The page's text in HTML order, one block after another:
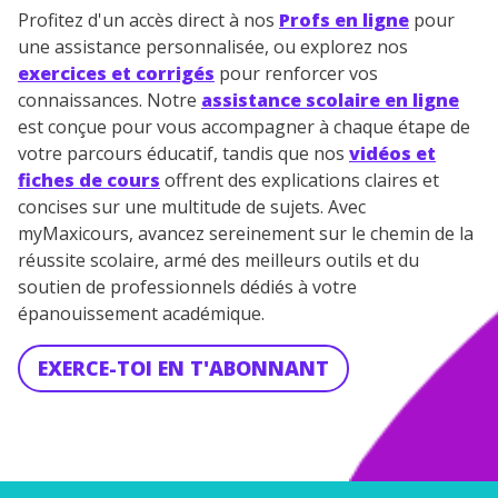
Profitez d'un accès direct à nos Profs en ligne pour
une assistance personnalisée, ou explorez nos
exercices et corrigés pour renforcer vos
connaissances. Notre assistance scolaire en ligne
est conçue pour vous accompagner à chaque étape de
votre parcours éducatif, tandis que nos vidéos et
fiches de cours offrent des explications claires et
concises sur une multitude de sujets. Avec
myMaxicours, avancez sereinement sur le chemin de la
réussite scolaire, armé des meilleurs outils et du
soutien de professionnels dédiés à votre
épanouissement académique.
EXERCE-TOI EN T'ABONNANT